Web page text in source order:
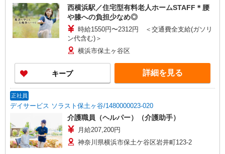
西横浜駅／住宅型有料老人ホームSTAFF＊腰
や膝への負担少なめ◎
時給1550円〜2312円 ＜交通費全支給(ガソリ
ン代含む)＞
横浜市保土ヶ谷区
キープ 詳細を見る
正社員
デイサービス ソラスト保土ヶ谷/1480000023-020
介護職員（ヘルパー）（介護助手）
月給207,200円
神奈川県横浜市保土ケ谷区岩井町123-2